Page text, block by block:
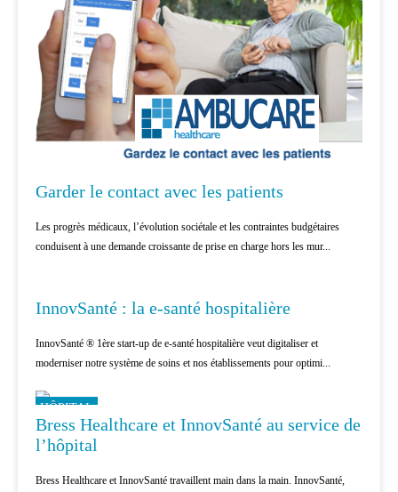
Garder le contact avec les patients
Les progrès médicaux, l’évolution sociétale et les contraintes budgétaires
conduisent à une demande croissante de prise en charge hors les mur...
InnovSanté : la e-santé hospitalière
InnovSanté ® 1ère start-up de e-santé hospitalière veut digitaliser et
moderniser notre système de soins et nos établissements pour optimi...
HÔPITAL
Bress Healthcare et InnovSanté au service de
l’hôpital
Bress Healthcare et InnovSanté travaillent main dans la main. InnovSanté,